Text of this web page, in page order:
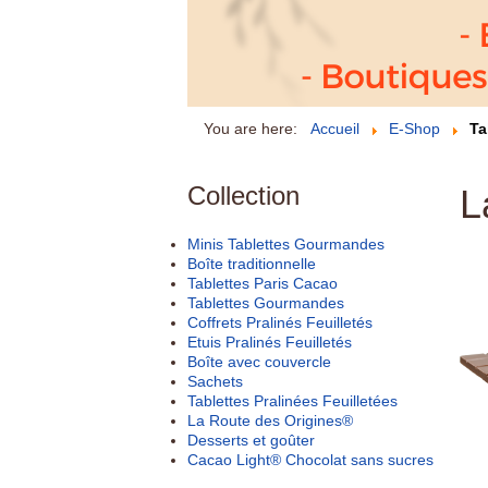
You are here: Accueil E-Shop
Collection
Minis Tablettes Gourmandes
Boîte traditionnelle
Tablettes Paris Cacao
Tablettes Gourmandes
Coffrets Pralinés Feuilletés
Etuis Pralinés Feuilletés
Boîte avec couvercle
Sachets
Tablettes Pralinées Feuilletées
La Route des Origines®
Desserts et goûter
Cacao Light® Chocolat sans sucres